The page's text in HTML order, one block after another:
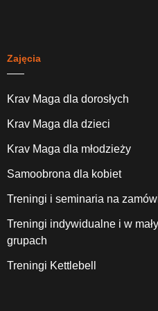
Zajęcia
Krav Maga dla dorosłych
Krav Maga dla dzieci
Krav Maga dla młodzieży
Samoobrona dla kobiet
Treningi i seminaria na
Treningi indywidualne i w
grupach
Treningi Kettlebell